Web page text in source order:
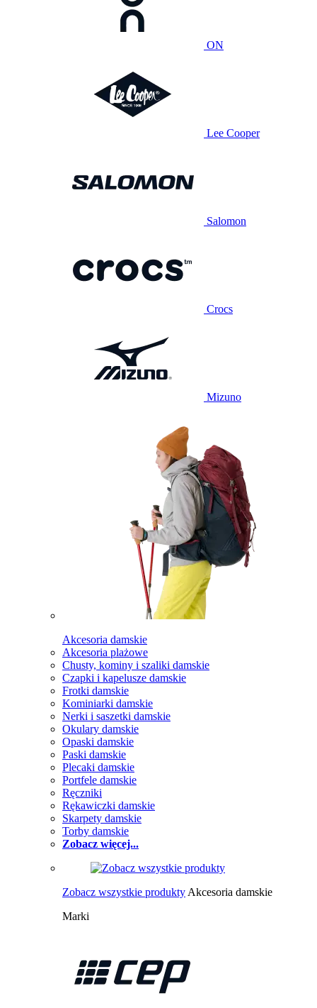
ON
Lee Cooper
Salomon
Crocs
Mizuno
Akcesoria damskie
Akcesoria plażowe
Chusty, kominy i szaliki damskie
Czapki i kapelusze damskie
Frotki damskie
Kominiarki damskie
Nerki i saszetki damskie
Okulary damskie
Opaski damskie
Paski damskie
Plecaki damskie
Portfele damskie
Ręczniki
Rękawiczki damskie
Skarpety damskie
Torby damskie
Zobacz więcej...
Zobacz wszystkie produkty Akcesoria damskie
Marki